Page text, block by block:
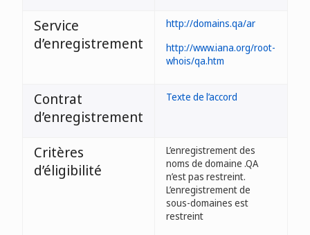
Service
d’enregistrement
http://domains.qa/ar
http://www.iana.org/root-
whois/qa.htm
Contrat
d’enregistrement
Texte de l’accord
Critères
d’éligibilité
L’enregistrement des
noms de domaine .QA
n’est pas restreint.
L’enregistrement de
sous-domaines est
restreint